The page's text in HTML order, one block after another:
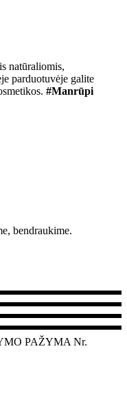
natūraliomis,
parduotuvėje galite
#Manrūpi
bendraukime.
PAŽYMA Nr.